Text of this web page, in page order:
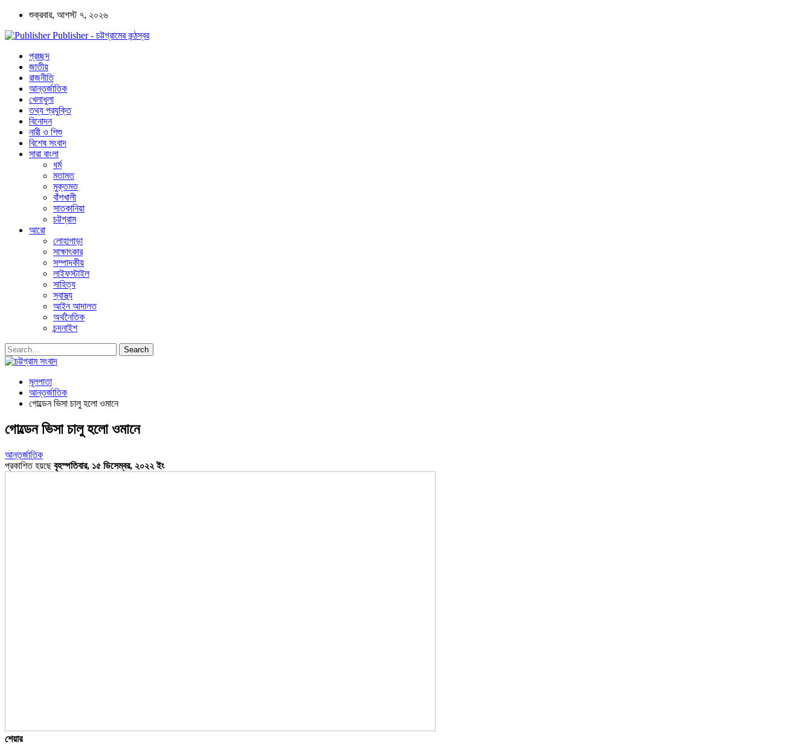
শুক্রবার, আগস্ট ৭, ২০২৬
Publisher - চট্টগ্রামের কন্ঠস্বর
প্রচ্ছদ
জাতীয়
রাজনীতি
আন্তর্জাতিক
খেলাধুলা
তথ্য প্রযুক্তি
বিনোদন
নারী ও শিশু
বিশেষ সংবাদ
সারা বাংলা
ধর্ম
মতামত
মুক্তমত
বাঁশখালী
সাতকানিয়া
চট্টগ্রাম
আরো
লোহাগাড়া
সাক্ষাৎকার
সম্পাদকীয়
লাইফস্টাইল
সাহিত্য
স্বাস্থ্য
আইন আদালত
অর্থনৈতিক
চন্দনাইশ
মূলপাতা
আন্তর্জাতিক
গোল্ডেন ভিসা চালু হলো ওমানে
গোল্ডেন ভিসা চালু হলো ওমানে
আন্তর্জাতিক
প্রকাশিত হয়ছেবৃহস্পতিবার, ১৫ ডিসেম্বর, ২০২২ ইং
শেয়ার